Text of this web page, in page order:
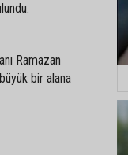
Ramazan
bir alana